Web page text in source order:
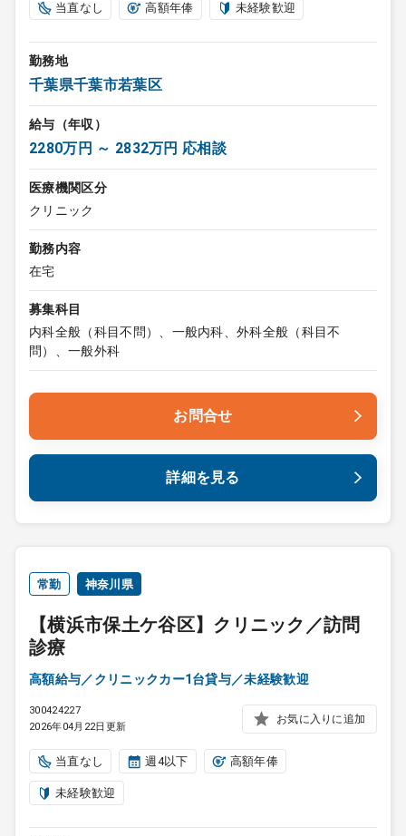
当直なし 高額年俸 未経験歓迎
勤務地
千葉県千葉市若葉区
給与（年収）
2280万円 ～ 2832万円 応相談
医療機関区分
クリニック
勤務内容
在宅
募集科目
内科全般（科目不問）、一般内科、外科全般（科目不
問）、一般外科
お問合せ
詳細を見る
常勤 神奈川県
【横浜市保土ケ谷区】クリニック／訪問
診療
高額給与／クリニックカー1台貸与／未経験歓迎
300424227
2026年04月22日更新
お気に入りに追加
当直なし 週4以下 高額年俸
未経験歓迎